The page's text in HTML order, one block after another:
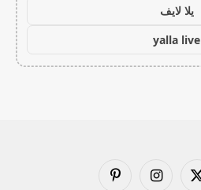
يلا لايف
yalla live
X
الانستغرامبينتيريست